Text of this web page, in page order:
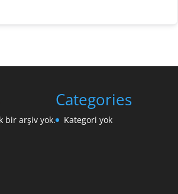
bir arşiv yok.
Categories
Kategori yok